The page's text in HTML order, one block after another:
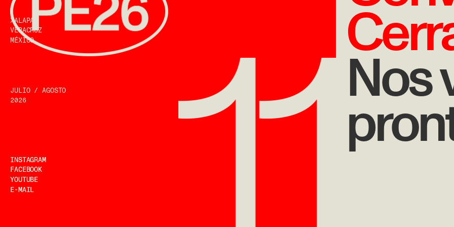
Nos
XALAPA
VERACRUZ
MÉXICO
JULIO / AGOSTO
2026
INSTAGRAM
FACEBOOK
YOUTUBE
E-MAIL
INSTAGRAM
FACEBOOK
YOUTUBE
E-MAIL